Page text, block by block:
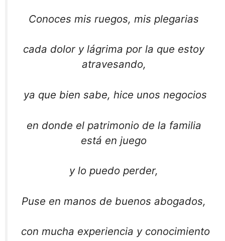
Conoces mis ruegos, mis plegarias
cada dolor y lágrima por la que estoy
atravesando,
ya que bien sabe, hice unos negocios
en donde el patrimonio de la familia
está en juego
y lo puedo perder,
Puse en manos de buenos abogados,
con mucha experiencia y conocimiento